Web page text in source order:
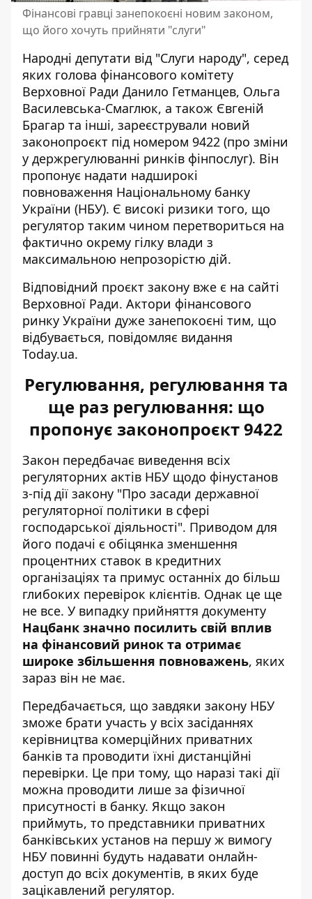
Фінансові гравці занепокоєні новим законом,
що його хочуть прийняти "слуги"
Народні депутати від "Слуги народу", серед
яких голова фінансового комітету
Верховної Ради Данило Гетманцев, Ольга
Василевська-Смаглюк, а також Євгеній
Брагар та інші, зареєстрували новий
законопроєкт під номером 9422 (про зміни
у держрегулюванні ринків фінпослуг). Він
пропонує надати надширокі
повноваження Національному банку
України (НБУ). Є високі ризики того, що
регулятор таким чином перетвориться на
фактично окрему гілку влади з
максимальною непрозорістю дій.
Відповідний проєкт закону вже є на сайті
Верховної Ради. Актори фінансового
ринку України дуже занепокоєні тим, що
відбувається, повідомляє видання
Today.ua.
Регулювання, регулювання та
ще раз регулювання: що
пропонує законопроєкт 9422
Закон передбачає виведення всіх
регуляторних актів НБУ щодо фінустанов
з-під дії закону "Про засади державної
регуляторної політики в сфері
господарської діяльності". Приводом для
його подачі є обіцянка зменшення
процентних ставок в кредитних
організаціях та примус останніх до більш
глибоких перевірок клієнтів. Однак це ще
не все. У випадку прийняття документу
Нацбанк значно посилить свій вплив
на фінансовий ринок та отримає
широке збільшення повноважень, яких
зараз він не має.
Передбачається, що завдяки закону НБУ
зможе брати участь у всіх засіданнях
керівництва комерційних приватних
банків та проводити їхні дистанційні
перевірки. Це при тому, що наразі такі дії
можна проводити лише за фізичної
присутності в банку. Якщо закон
приймуть, то представники приватних
банківських установ на першу ж вимогу
НБУ повинні будуть надавати онлайн-
доступ до всіх документів, в яких буде
зацікавлений регулятор.